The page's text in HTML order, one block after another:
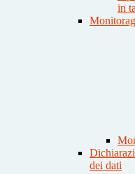
in
dei dati